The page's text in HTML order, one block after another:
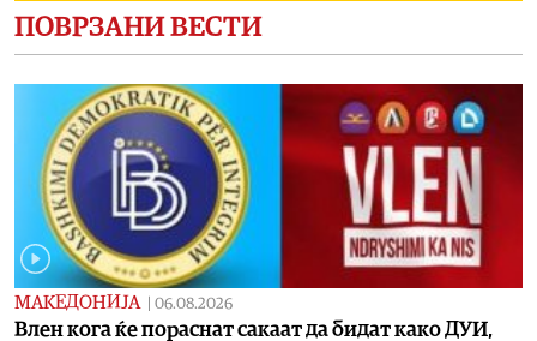
ПОВРЗАНИ ВЕСТИ
МАКЕДОНИЈА | 06.08.2026
Влен кога ќе пораснат сакаат да бидат како ДУИ,